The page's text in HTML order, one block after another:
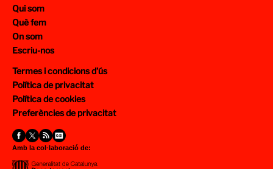
Qui som
Què fem
On som
Escriu-nos
Termes i condicions d’ús
Política de privacitat
Política de cookies
Preferències de privacitat
Amb la col·laboració de: